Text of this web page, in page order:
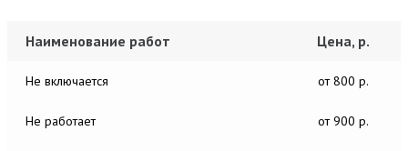
Наименование работ Цена, р.
Не включается от 800 р.
Не работает от 900 р.